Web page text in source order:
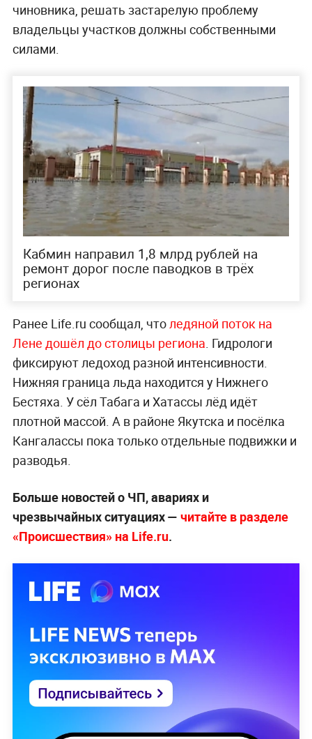
чиновника, решать застарелую проблему
владельцы участков должны собственными
силами.
Кабмин направил 1,8 млрд рублей на
ремонт дорог после паводков в трёх
регионах
Ранее Life.ru сообщал, что ледяной поток на
Лене дошёл до столицы региона . Гидрологи
фиксируют ледоход разной интенсивности.
Нижняя граница льда находится у Нижнего
Бестяха. У сёл Табага и Хатассы лёд идёт
плотной массой. А в районе Якутска и посёлка
Кангалассы пока только отдельные подвижки и
разводья.
Больше новостей о ЧП, авариях и
чрезвычайных ситуациях — читайте в разделе
«Происшествия» на Life.ru.